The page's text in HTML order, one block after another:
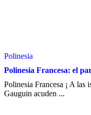
Polinesia
Polinesia Francesa: el
Polinesia Francesa ¡ A las
Gauguin acuden ...